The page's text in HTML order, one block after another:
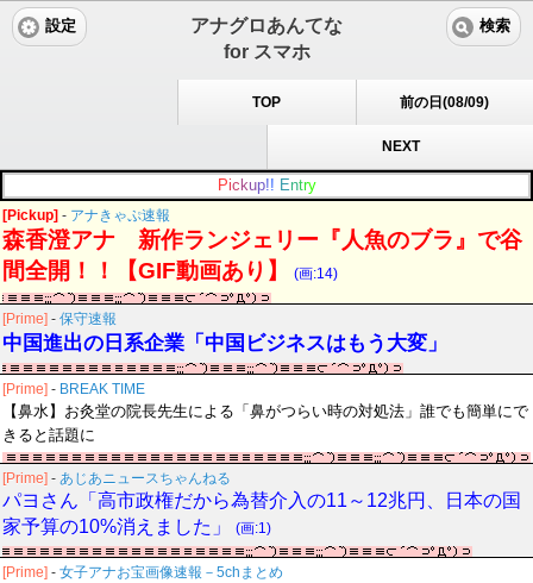
アナグロあんてな
for スマホ
設定 検索
TOP 前の日(08/09)
NEXT
Pic kup!! Entry
[Pickup] - アナきゃぷ速報
森香澄アナ 新作ランジェリー『人魚のブラ』で谷
間全開！！【GIF動画あり】
(画:14)
[Prime] - 保守速報
中国進出の日系企業「中国ビジネスはもう大変」
[Prime] - BREAK TIME
【鼻水】お灸堂の院長先生による「鼻がつらい時の対処法」誰でも簡単にで
きると話題に
[Prime] - あじあニュースちゃんねる
パヨさん「高市政権だから為替介入の11～12兆円、日本の国
家予算の10%消えました」
(画:1)
[Prime] - 女子アナお宝画像速報－5chまとめ